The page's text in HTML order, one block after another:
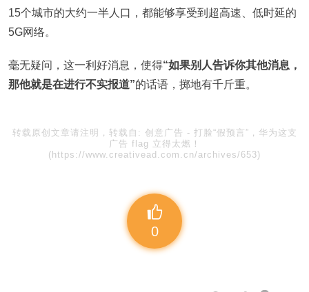
15个城市的大约一半人口，都能够享受到超高速、低时延的
5G网络。
毫无疑问，这一利好消息，使得“如果别人告诉你其他消息，
那他就是在进行不实报道”的话语，掷地有千斤重。
转载原创文章请注明，转载自: 创意广告 - 打脸“假预言”，华为这支
广告 flag 立得太燃！
(https://www.creativead.com.cn/archives/653)
0